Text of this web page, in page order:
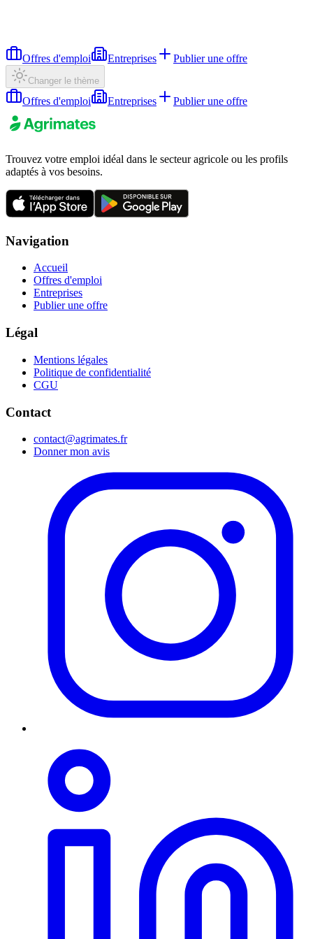
Offres d'emploi Entreprises Publier une offre
Changer le thème
Offres d'emploi Entreprises Publier une offre
Trouvez votre emploi idéal dans le secteur agricole ou les profils
adaptés à vos besoins.
Navigation
Accueil
Offres d'emploi
Entreprises
Publier une offre
Légal
Mentions légales
Politique de confidentialité
CGU
Contact
contact@agrimates.fr
Donner mon avis